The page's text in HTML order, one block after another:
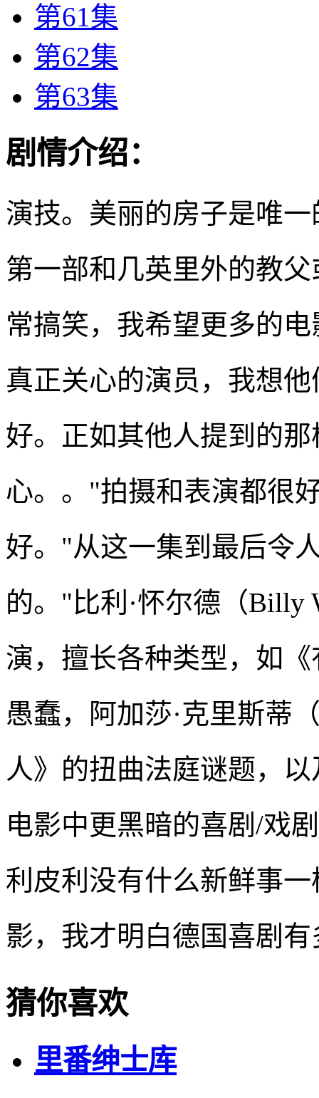
第61集
第62集
第63集
剧情介绍：
演技。美丽的房子是唯
第一部和几英里外的教
常搞笑，我希望更多的
真正关心的演员，我想
好。正如其他人提到的
心。。"拍摄和表演都很
好。"从这一集到最后令
的。"比利·怀尔德（Billy
演，擅长各种类型，如
愚蠢，阿加莎·克里斯蒂
人》的扭曲法庭谜题，
电影中更黑暗的喜剧/戏
利皮利没有什么新鲜事
影，我才明白德国喜剧
猜你喜欢
里番绅士库